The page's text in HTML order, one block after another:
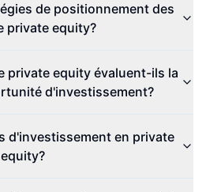
de positionnement des
private equity?
private equity évaluent-ils la
d'investissement?
d'investissement en private
equity?